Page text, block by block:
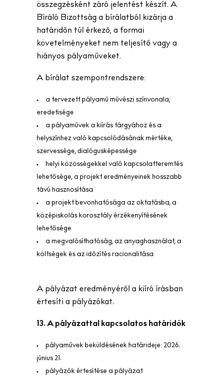
összegzésként záró jelentést készít. A
Bíráló Bizottság a bírálatból kizárja a
határidőn túl érkező, a formai
követelményeket nem teljesítő vagy a
hiányos pályaműveket.
A bírálat szempontrendszere:
a tervezett pályamű művészi színvonala,
eredetisége
a pályaművek a kiírás tárgyához és a
helyszínhez való kapcsolódásának mértéke,
szervessége, dialógusképessége
helyi közösségekkel való kapcsolatteremtés
lehetősége, a projekt eredményeinek hosszabb
távú hasznosítása
a projekt bevonhatósága az oktatásba, a
középiskolás korosztály érzékenyítésének
lehetősége
a megvalósíthatóság, az anyaghasználat, a
költségek és az időzítés racionalitása
A pályázat eredményéről a kiíró írásban
értesíti a pályázókat.
13. A pályázattal kapcsolatos határidők
pályaművek beküldésének határideje: 2026.
június 21.
pályázók értesítése a pályázat